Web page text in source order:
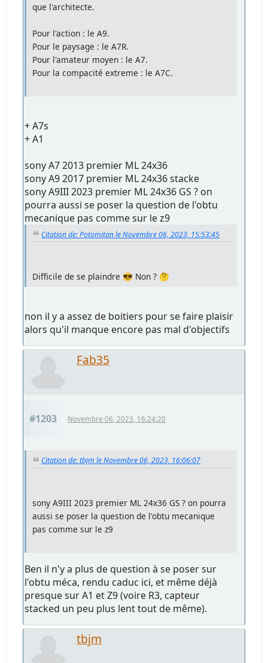
que l'architecte.
Pour l'action : le A9.
Pour le paysage : le A7R.
Pour l'amateur moyen : le A7.
Pour la compacité extreme : le A7C.
+ A7s
+ A1
sony A7 2013 premier ML 24x36
sony A9 2017 premier ML 24x36 stacke
sony A9III 2023 premier ML 24x36 GS ? on
pourra aussi se poser la question de l'obtu
mecanique pas comme sur le z9
Citation de: Potomitan le Novembre 06, 2023, 15:53:45
Difficile de se plaindre 😎 Non ? 🤔
non il y a assez de boitiers pour se faire plaisir
alors qu'il manque encore pas mal d'objectifs
Fab35
#1203 Novembre 06, 2023, 16:24:20
Citation de: tbjm le Novembre 06, 2023, 16:06:07
sony A9III 2023 premier ML 24x36 GS ? on pourra
aussi se poser la question de l'obtu mecanique
pas comme sur le z9
Ben il n'y a plus de question à se poser sur
l'obtu méca, rendu caduc ici, et même déjà
presque sur A1 et Z9 (voire R3, capteur
stacked un peu plus lent tout de même).
tbjm